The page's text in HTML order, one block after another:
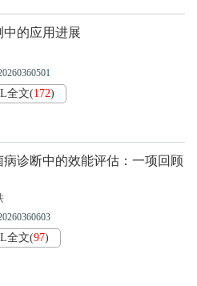
的应用进展
全文(172)
诊断中的效能评估：一项回顾
全文(97)